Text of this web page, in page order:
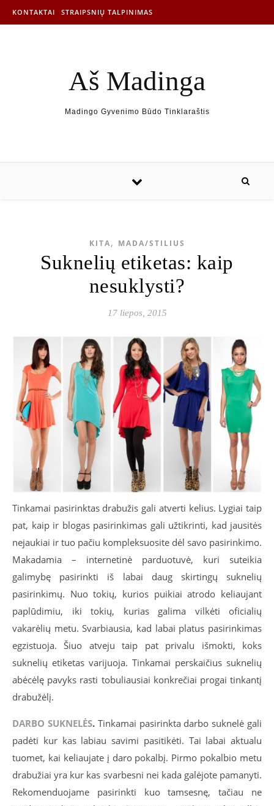
KONTAKTAI STRAIPSNIŲ TALPINIMAS
Aš Madinga
Madingo Gyvenimo Būdo Tinklaraštis
KITA, MADA/STILIUS
Suknelių etiketas: kaip
nesuklysti?
17 liepos, 2015
Tinkamai pasirinktas drabužis gali atverti kelius. Lygiai taip
pat, kaip ir blogas pasirinkimas gali užtikrinti, kad jausitės
nejaukiai ir tuo pačiu kompleksuosite dėl savo pasirinkimo.
Makadamia – internetinė parduotuvė, kuri suteikia
galimybę pasirinkti iš labai daug skirtingų suknelių
pasirinkimų. Nuo tokių, kurios puikiai atrodo keliaujant
paplūdimiu, iki tokių, kurias galima vilkėti oficialių
vakarėlių metu. Svarbiausia, kad labai platus pasirinkimas
egzistuoja. Šiuo atveju taip pat privalu išmokti, koks
suknelių etiketas varijuoja. Tinkamai perskaičius suknelių
abėcėlę pavyks rasti tobuliausiai konkrečiai progai tinkantį
drabužėlį.
DARBO SUKNELĖS.Tinkamai pasirinkta darbo suknelė gali
padėti kur kas labiau savimi pasitikėti. Tai labai aktualu
tuomet, kai keliaujate į daro pokalbį. Pirmo pokalbio metu
drabužiai yra kur kas svarbesni nei kada galėjote pamanyti.
Rekomenduojame pasirinkti kuo tamsesnę, tačiau ne